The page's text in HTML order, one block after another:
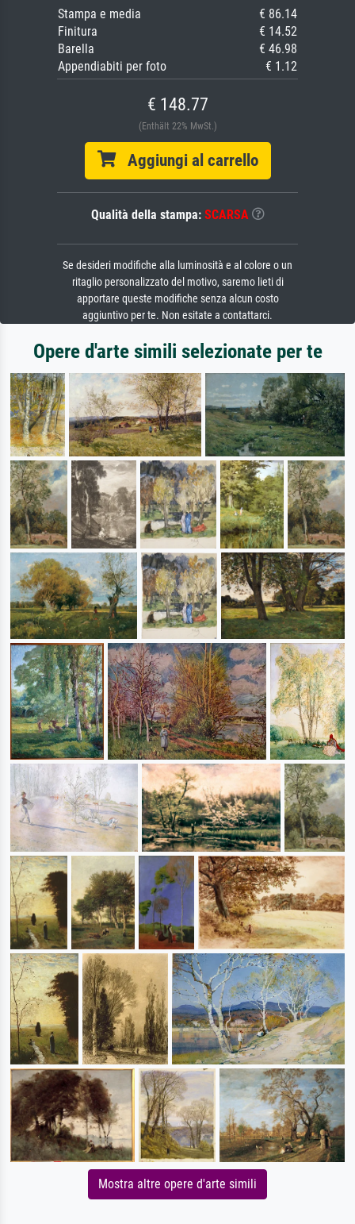
Stampa e media
€ 86.14
Finitura
€ 14.52
Barella
€ 46.98
Appendiabiti per foto
€ 1.12
€ 148.77
(Enthält 22% MwSt.)
Aggiungi al carrello
Qualità della stampa: SCARSA
Se desideri modifiche alla luminosità e al colore o un
ritaglio personalizzato del motivo, saremo lieti di
apportare queste modifiche senza alcun costo
aggiuntivo per te. Non esitate a contattarci.
Opere d'arte simili selezionate per te
Mostra altre opere d'arte simili